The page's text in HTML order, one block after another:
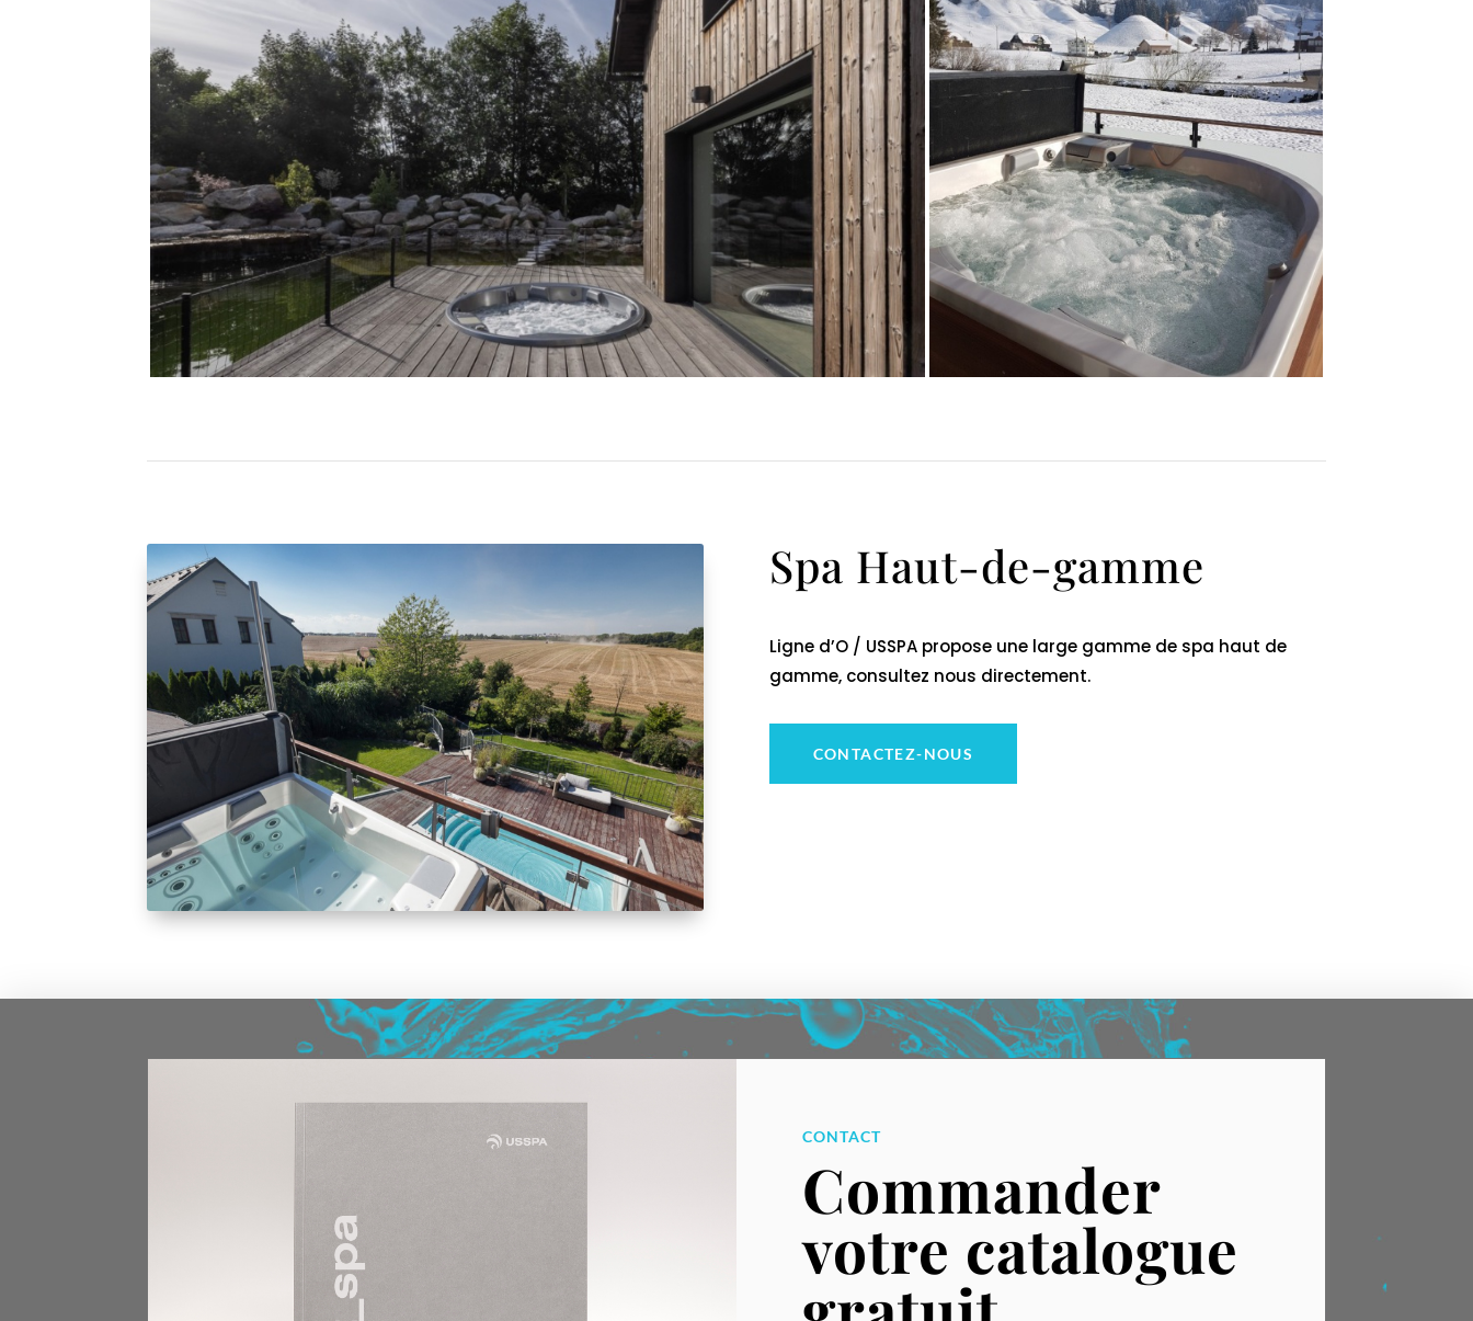
Spa Haut-de-gamme
Ligne d’O / USSPA propose une large gamme de spa haut de
gamme, consultez nous directement.
CONTACTEZ-NOUS
CONTACT
Commander
votre catalogue